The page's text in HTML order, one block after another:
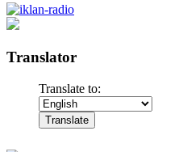
Translator
Translate to: